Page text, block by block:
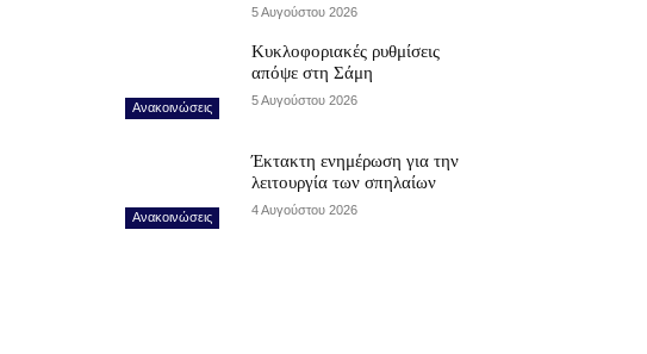
5 Αυγούστου 2026
Ανακοινώσεις
Κυκλοφοριακές ρυθμίσεις
απόψε στη Σάμη
5 Αυγούστου 2026
Ανακοινώσεις
Έκτακτη ενημέρωση για την
λειτουργία των σπηλαίων
4 Αυγούστου 2026